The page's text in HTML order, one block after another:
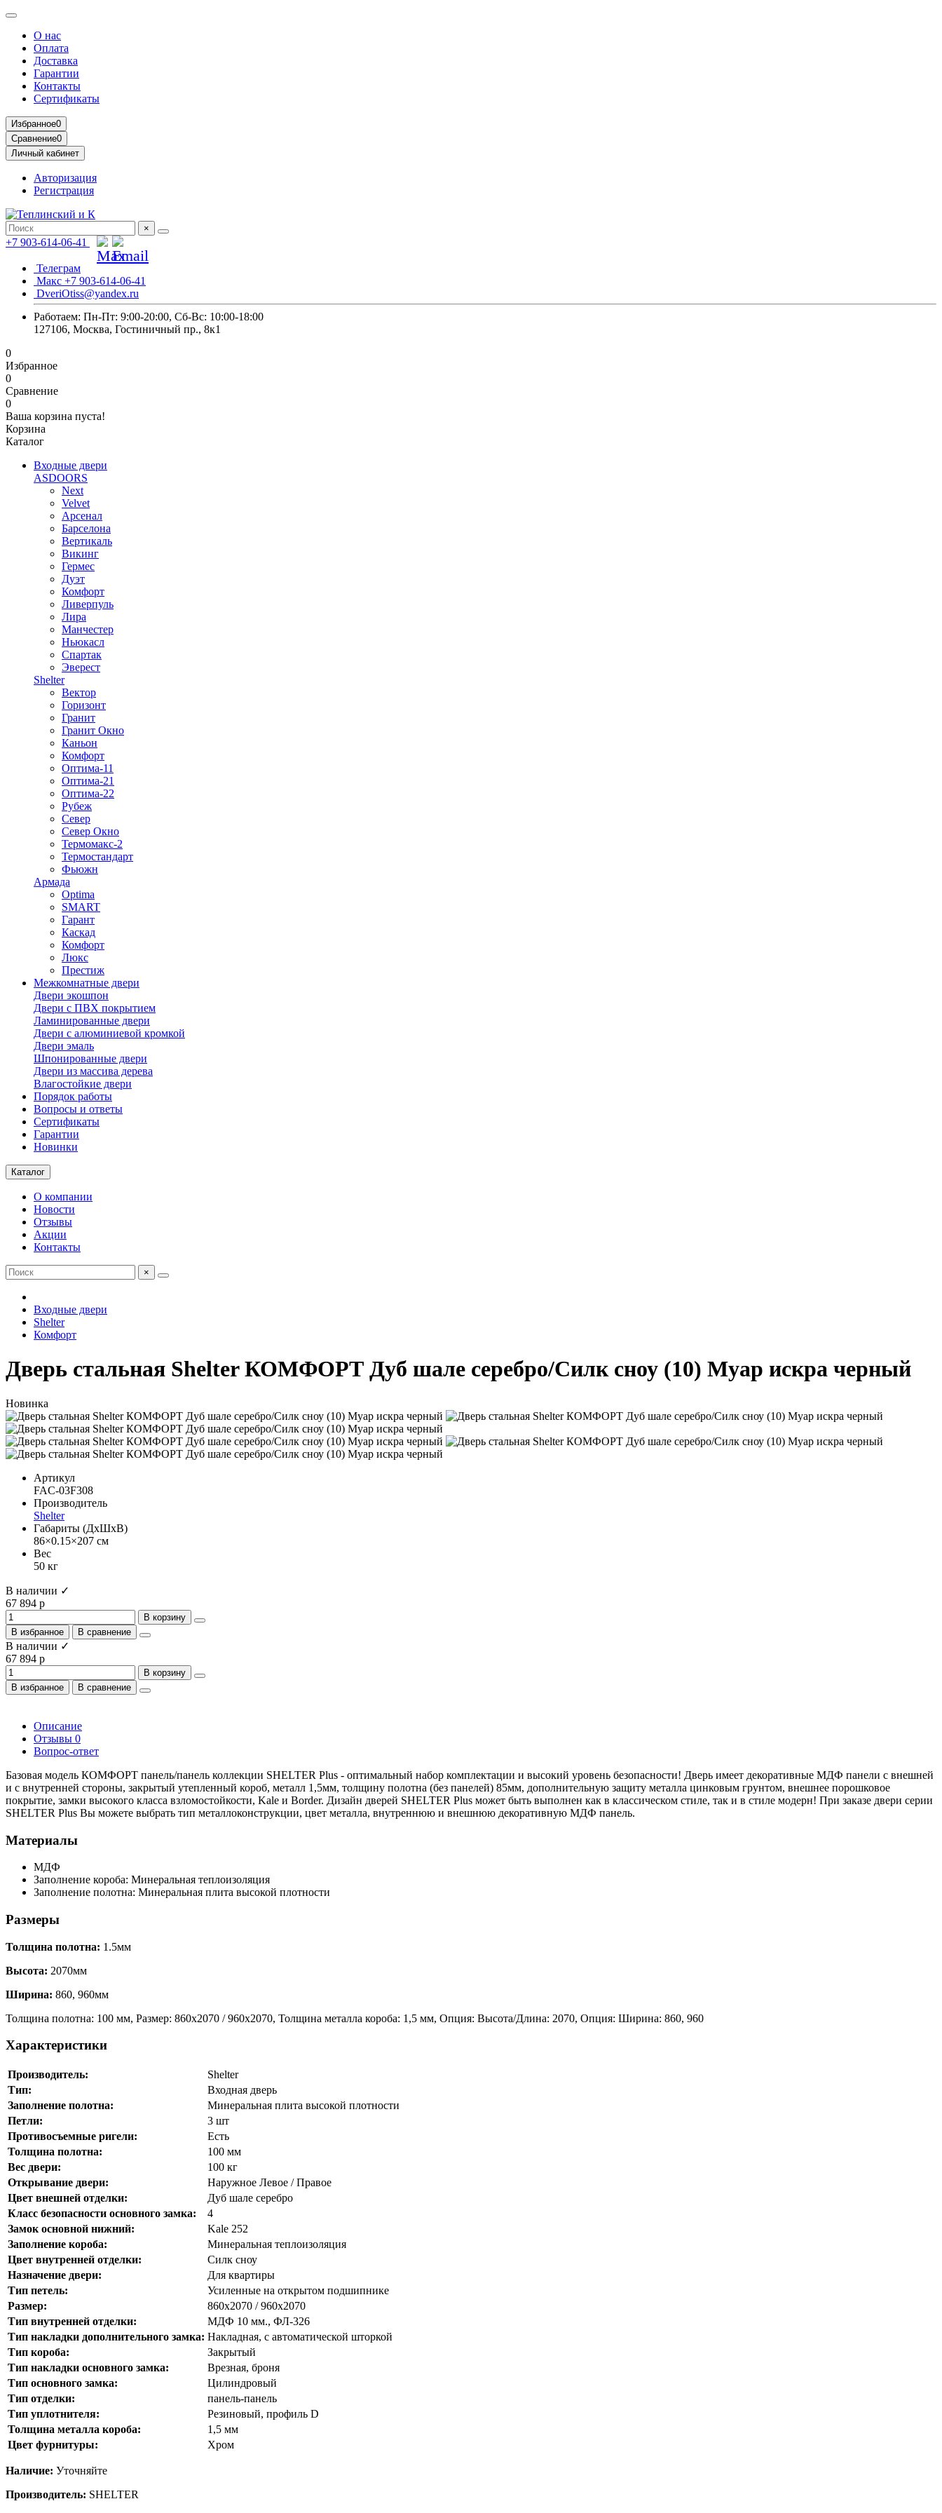
О нас
Оплата
Доставка
Гарантии
Контакты
Сертификаты
Избранное0
Сравнение0
Личный кабинет
Авторизация
Регистрация
×
+7 903-614-06-41
Телеграм
Макс +7 903-614-06-41
DveriOtiss@yandex.ru
Работаем: Пн-Пт: 9:00-20:00, Сб-Вс: 10:00-18:00
127106, Москва, Гостиничный пр., 8к1
0
Избранное
0
Сравнение
0
Ваша корзина пуста!
Корзина
Каталог
Входные двери
ASDOORS
Next
Velvet
Арсенал
Барселона
Вертикаль
Викинг
Гермес
Дуэт
Комфорт
Ливерпуль
Лира
Манчестер
Ньюкасл
Спартак
Эверест
Shelter
Вектор
Горизонт
Гранит
Гранит Окно
Каньон
Комфорт
Оптима-11
Оптима-21
Оптима-22
Рубеж
Север
Север Окно
Термомакс-2
Термостандарт
Фьюжн
Армада
Optima
SMART
Гарант
Каскад
Комфорт
Люкс
Престиж
Межкомнатные двери
Двери экошпон
Двери с ПВХ покрытием
Ламинированные двери
Двери с алюминиевой кромкой
Двери эмаль
Шпонированные двери
Двери из массива дерева
Влагостойкие двери
Порядок работы
Вопросы и ответы
Сертификаты
Гарантии
Новинки
Каталог
О компании
Новости
Отзывы
Акции
Контакты
×
Входные двери
Shelter
Комфорт
Дверь стальная Shelter КОМФОРТ Дуб шале серебро/Силк сноу (10) Муар искра черный
Новинка
Артикул
FAC-03F308
Производитель
Shelter
Габариты (ДхШхВ)
86×0.15×207 см
Вес
50 кг
В наличии ✓
67 894 р
В корзину
В избранное
В сравнение
В наличии ✓
67 894 р
В корзину
В избранное
В сравнение
Описание
Отзывы 0
Вопрос-ответ
Базовая модель КОМФОРТ панель/панель коллекции SHELTER Plus - оптимальный набор комплектации и высокий уровень безопасности! Дверь имеет декоративные МДФ панели с внешней
и с внутренней стороны, закрытый утепленный короб, металл 1,5мм, толщину полотна (без панелей) 85мм, дополнительную защиту металла цинковым грунтом, внешнее порошковое
покрытие, замки высокого класса взломостойкости, Kale и Border. Дизайн дверей SHELTER Plus может быть выполнен как в классическом стиле, так и в стиле модерн! При заказе двери серии
SHELTER Plus Вы можете выбрать тип металлоконструкции, цвет металла, внутреннюю и внешнюю декоративную МДФ панель.
Материалы
МДФ
Заполнение короба: Минеральная теплоизоляция
Заполнение полотна: Минеральная плита высокой плотности
Размеры
Толщина полотна: 1.5мм
Высота: 2070мм
Ширина: 860, 960мм
Толщина полотна: 100 мм, Размер: 860х2070 / 960х2070, Толщина металла короба: 1,5 мм, Опция: Высота/Длина: 2070, Опция: Ширина: 860, 960
Характеристики
Производитель:
Shelter
Тип:
Входная дверь
Заполнение полотна:
Минеральная плита высокой плотности
Петли:
3 шт
Противосъемные ригели:
Есть
Толщина полотна:
100 мм
Вес двери:
100 кг
Открывание двери:
Наружное Левое / Правое
Цвет внешней отделки:
Дуб шале серебро
Класс безопасности основного замка:
4
Замок основной нижний:
Kale 252
Заполнение короба:
Минеральная теплоизоляция
Цвет внутренней отделки:
Силк сноу
Назначение двери:
Для квартиры
Тип петель:
Усиленные на открытом подшипнике
Размер:
860х2070 / 960х2070
Тип внутренней отделки:
МДФ 10 мм., ФЛ-326
Тип накладки дополнительного замка: Накладная, с автоматической шторкой
Тип короба:
Закрытый
Тип накладки основного замка:
Врезная, броня
Тип основного замка:
Цилиндровый
Тип отделки:
панель-панель
Тип уплотнителя:
Резиновый, профиль D
Толщина металла короба:
1,5 мм
Цвет фурнитуры:
Хром
Наличие: Уточняйте
Производитель: SHELTER